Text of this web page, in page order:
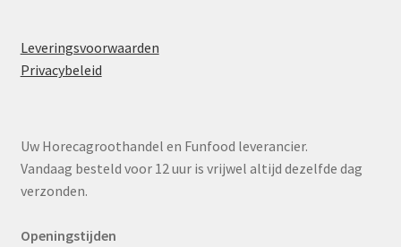
Leveringsvoorwaarden
Privacybeleid
Uw Horecagroothandel en Funfood leverancier.
Vandaag besteld voor 12 uur is vrijwel altijd dezelfde dag
verzonden.
Openingstijden